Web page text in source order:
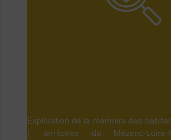
Exploration de la mémoire des
( territoires du Mézenc-